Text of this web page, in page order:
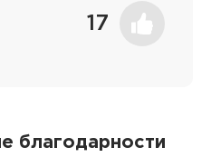
17
благодарности